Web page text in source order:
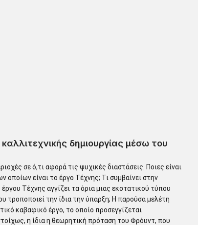
δημιουργίας μέσω του
σε ό,τι αφορά τις ψυχικές διαστάσεις. Ποιες είναι
οποίων είναι το έργο Τέχνης; Τι συμβαίνει στην
Τέχνης αγγίζει τα όρια μιας εκστατικού τύπου
τροποποιεί την ίδια την ύπαρξη; Η παρούσα μελέτη
καβαφικό έργο, το οποίο προσεγγίζεται
η ίδια η θεωρητική πρόταση του Φρόυντ, που